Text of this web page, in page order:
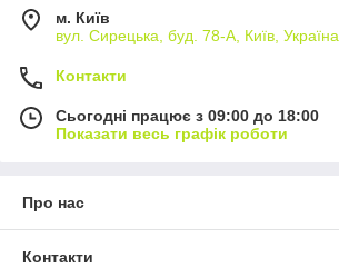
м. Київ
вул. Сирецька, буд. 78-А, Київ, Україна
Контакти
Сьогодні працює з 09:00 до 18:00
Показати весь графік роботи
Про нас
Контакти